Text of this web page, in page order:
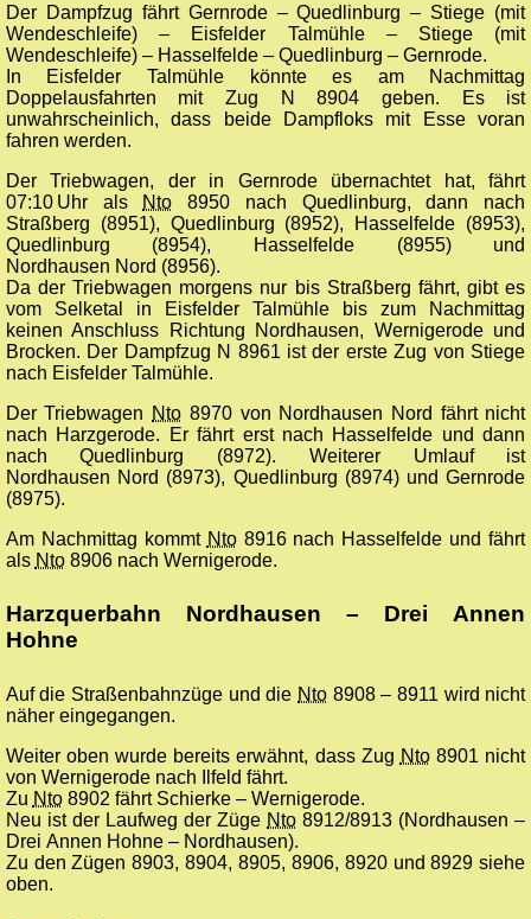
Der Dampfzug fährt Gernrode – Quedlinburg – Stiege (mit
Wendeschleife) – Eisfelder Talmühle – Stiege (mit
Wendeschleife) – Hasselfelde – Quedlinburg – Gernrode.
In Eisfelder Talmühle könnte es am Nachmittag
Doppelausfahrten mit Zug N 8904 geben. Es ist
unwahrscheinlich, dass beide Dampfloks mit Esse voran
fahren werden.
Der Triebwagen, der in Gernrode übernachtet hat, fährt
07:10 Uhr als Nto 8950 nach Quedlinburg, dann nach
Straßberg (8951), Quedlinburg (8952), Hasselfelde (8953),
Quedlinburg (8954), Hasselfelde (8955) und
Nordhausen Nord (8956).
Da der Triebwagen morgens nur bis Straßberg fährt, gibt es
vom Selketal in Eisfelder Talmühle bis zum Nachmittag
keinen Anschluss Richtung Nordhausen, Wernigerode und
Brocken. Der Dampfzug N 8961 ist der erste Zug von Stiege
nach Eisfelder Talmühle.
Der Triebwagen Nto 8970 von Nordhausen Nord fährt nicht
nach Harzgerode. Er fährt erst nach Hasselfelde und dann
nach Quedlinburg (8972). Weiterer Umlauf ist
Nordhausen Nord (8973), Quedlinburg (8974) und Gernrode
(8975).
Am Nachmittag kommt Nto8916 nach Hasselfelde und fährt
als Nto8906 nach Wernigerode.
Harzquerbahn Nordhausen – Drei Annen
Hohne
Auf die Straßenbahnzüge und die Nto 8908 – 8911 wird nicht
näher eingegangen.
Weiter oben wurde bereits erwähnt, dass Zug Nto8901 nicht
von Wernigerode nach Ilfeld fährt.
Zu Nto8902 fährt Schierke – Wernigerode.
Neu ist der Laufweg der Züge Nto 8912/8913 (Nordhausen –
Drei Annen Hohne – Nordhausen).
Zu den Zügen 8903, 8904, 8905, 8906, 8920 und 8929 siehe
oben.